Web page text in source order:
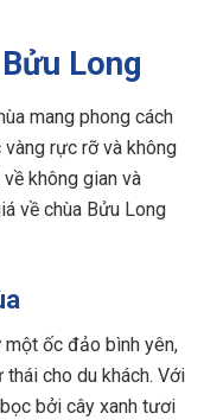
Long
mang phong cách
rực rỡ và không
không gian và
về chùa Bửu Long
một ốc đảo bình yên,
cho du khách. Với
bởi cây xanh tươi